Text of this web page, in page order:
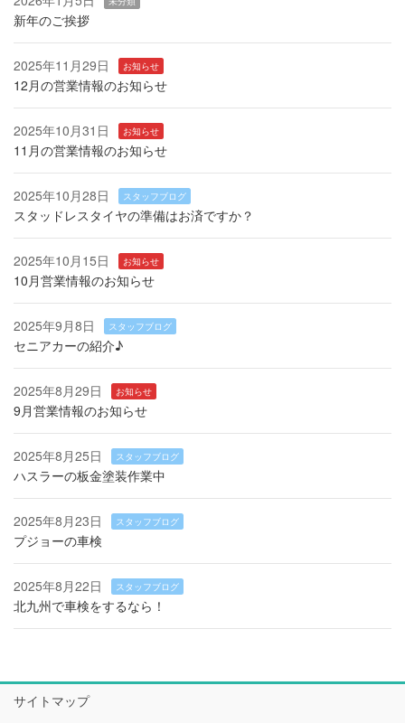
新年のご挨拶
2025年11月29日 お知らせ
12月の営業情報のお知らせ
2025年10月31日 お知らせ
11月の営業情報のお知らせ
2025年10月28日 スタッフブログ
スタッドレスタイヤの準備はお済ですか？
2025年10月15日 お知らせ
10月営業情報のお知らせ
2025年9月8日 スタッフブログ
セニアカーの紹介♪
2025年8月29日 お知らせ
9月営業情報のお知らせ
2025年8月25日 スタッフブログ
ハスラーの板金塗装作業中
2025年8月23日 スタッフブログ
プジョーの車検
2025年8月22日 スタッフブログ
北九州で車検をするなら！
サイトマップ